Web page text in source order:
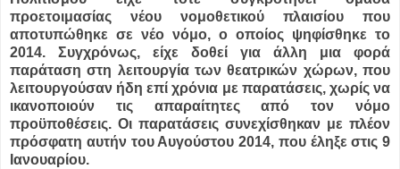
προετοιμασίας νέου νομοθετικού πλαισίου που
αποτυπώθηκε σε νέο νόμο, ο οποίος ψηφίσθηκε το
2014. Συγχρόνως, είχε δοθεί για άλλη μια φορά
παράταση στη λειτουργία των θεατρικών χώρων, που
λειτουργούσαν ήδη επί χρόνια με παρατάσεις, χωρίς να
ικανοποιούν τις απαραίτητες από τον νόμο
προϋποθέσεις. Οι παρατάσεις συνεχίσθηκαν με πλέον
πρόσφατη αυτήν του Αυγούστου 2014, που έληξε στις 9
Ιανουαρίου.